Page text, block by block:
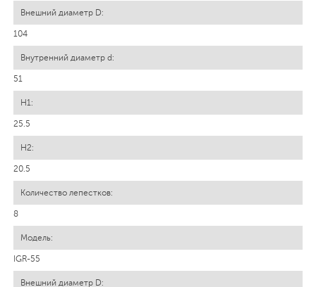
104
51
25.5
20.5
8
IGR-55